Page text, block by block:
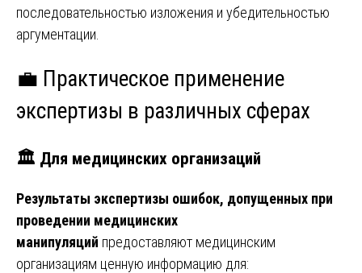
последовательностью изложения и убедительностью
аргументации.
💼 Практическое применение
экспертизы в различных сферах
🏛️ Для медицинских организаций
Результаты экспертизы ошибок, допущенных при
проведении медицинских
манипуляций предоставляют медицинским
организациям ценную информацию для: